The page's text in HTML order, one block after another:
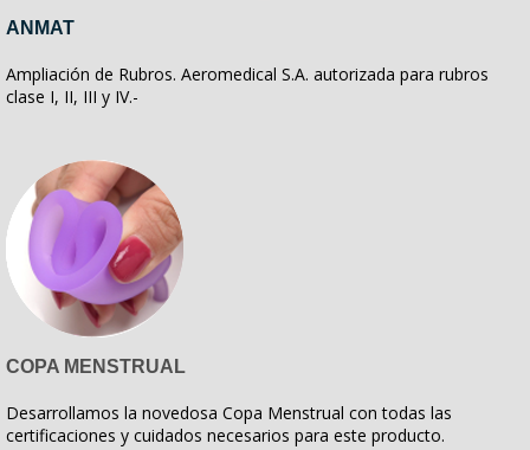
ANMAT
Ampliación de Rubros. Aeromedical S.A. autorizada para rubros
clase I, II, III y IV.-
COPA MENSTRUAL
Desarrollamos la novedosa Copa Menstrual con todas las
certificaciones y cuidados necesarios para este producto.